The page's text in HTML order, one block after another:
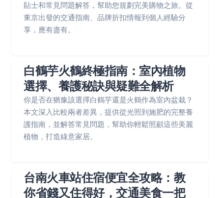
貼士和常見問題解答，幫助您規劃完美購物之旅。從
東京出發的交通指南、品牌折扣情報到個人經驗分
享，應有盡有。
白鶴芋火鶴終極指南：室內植物
選擇、養護秘訣與疑難全解析
你是否在猶豫該選擇白鶴芋還是火鶴作為室內盆栽？
本文深入比較兩者差異，提供從光照到施肥的完整養
護指南，並解答常見問題，幫助你輕鬆照顧這些美麗
植物，打造綠意家居。
台南火車站住宿便宜全攻略：教
你省錢又住得好，交通美食一把